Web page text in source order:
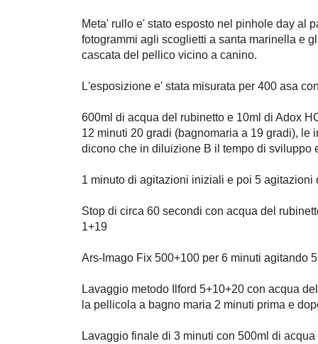
Meta' rullo e' stato esposto nel pinhole day al
fotogrammi agli scoglietti a santa marinella e
cascata del pellico vicino a canino.
L'esposizione e' stata misurata per 400 asa
600ml di acqua del rubinetto e 10ml di Adox
12 minuti 20 gradi (bagnomaria a 19 gradi), le
dicono che in diluizione B il tempo di sviluppo
1 minuto di agitazioni iniziali e poi 5 agitazioni
Stop di circa 60 secondi con acqua del
1+19
Ars-Imago Fix 500+100 per 6 minuti agitando
Lavaggio metodo Ilford 5+10+20 con acqua
la pellicola a bagno maria 2 minuti prima e
Lavaggio finale di 3 minuti con 500ml di